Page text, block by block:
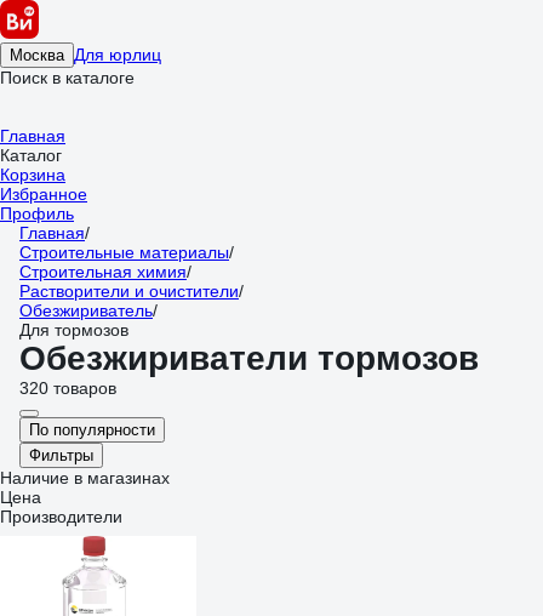
Москва Для юрлиц
Поиск в каталоге
Главная
Каталог
Корзина
Избранное
Профиль
Главная/
Строительные материалы/
Строительная химия/
Растворители и очистители/
Обезжириватель/
Для тормозов
Обезжириватели тормозов
320 товаров
По популярности
Фильтры
Наличие в магазинах
Цена
Производители